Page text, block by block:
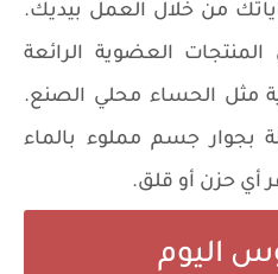
من خلال العمل بيديك.
العضوية الرائعة
مثل الحساء محلي الصنع.
جسم مملوء بالماء
أي حزن أو قلق.
اليوم